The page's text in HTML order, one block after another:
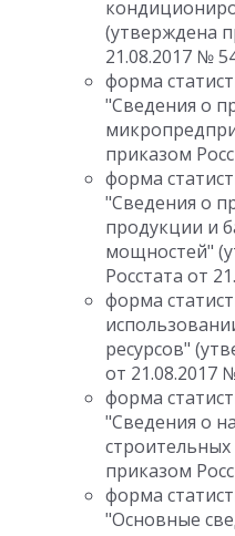
(утверждена
21.08.2017 №
форма
"Сведения о
приказом
форма
"Сведения о
продукции и
мощностей"
Росстата от
форма
ресурсов"
от 21.08.2017
форма
"Сведения о
приказом
форма
"Основные